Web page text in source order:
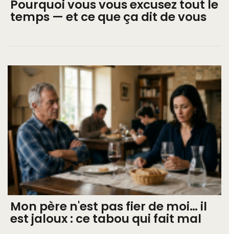
Pourquoi vous vous excusez tout le
temps — et ce que ça dit de vous
Mon père n'est pas fier de moi… il
est jaloux : ce tabou qui fait mal